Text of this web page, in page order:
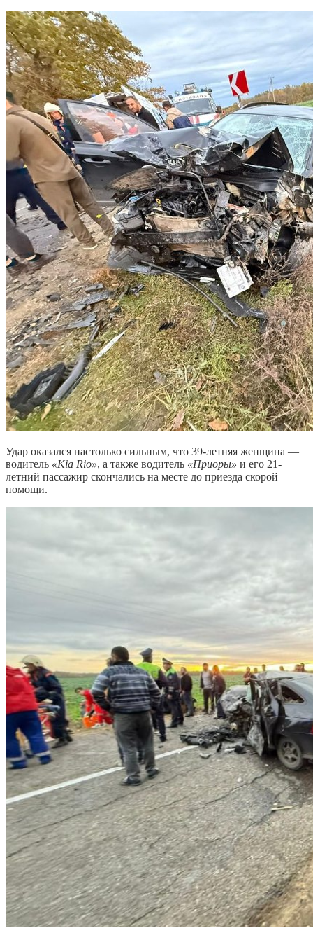
Удар оказался настолько сильным, что 39-летняя женщина —
водитель «Kia Rio», а также водитель «Приоры» и его 21-
летний пассажир скончались на месте до приезда скорой
помощи.